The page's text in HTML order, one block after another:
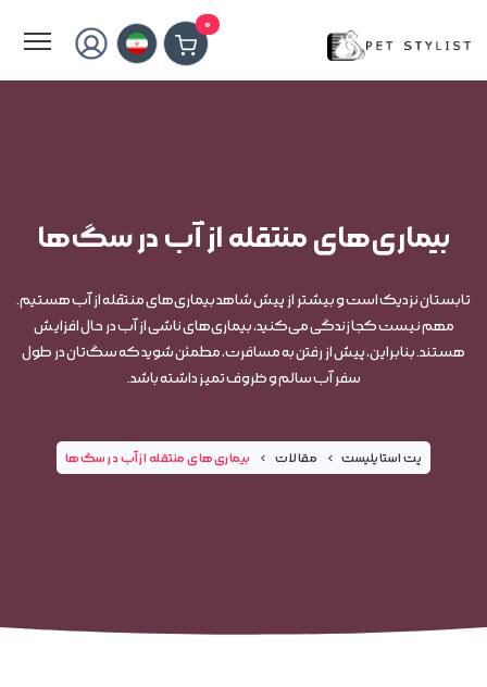
0
بیماری‌های منتقله از آب در سگ‌ها
تابستان نزدیک است و بیشتر از پیش شاهد بیماری‌های منتقله از آب هستیم.
مهم نیست کجا زندگی می‌کنید، بیماری‌های ناشی از آب در حال افزایش
هستند. بنابراین، پیش از رفتن به مسافرت، مطمئن شوید که سگ‌تان در طول
سفر آب سالم و ظروف تمیز داشته باشد.
پت استایلیست مقالات بیماری‌های منتقله از آب در سگ‌ها